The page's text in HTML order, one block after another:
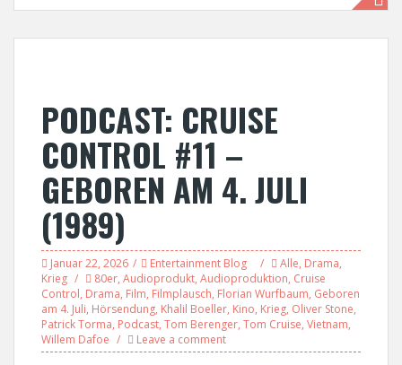
PODCAST: CRUISE
CONTROL #11 –
GEBOREN AM 4. JULI
(1989)
Januar 22, 2026 Entertainment Blog Alle, Drama,
Krieg
80er, Audioprodukt, Audioproduktion, Cruise
Control, Drama, Film, Filmplausch, Florian Wurfbaum, Geboren
am 4. Juli, Hörsendung, Khalil Boeller, Kino, Krieg, Oliver Stone,
Patrick Torma, Podcast, Tom Berenger, Tom Cruise, Vietnam,
Willem Dafoe
Leave a comment